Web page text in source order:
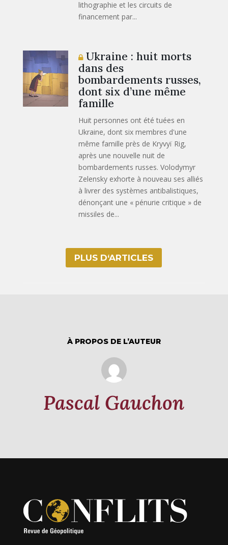
lithographie et les circuits de
financement par...
Ukraine : huit morts
dans des
bombardements russes,
dont six d’une même
famille
Huit personnes ont été tuées en
Ukraine, dont six membres d'une
même famille près de Kryvyï Rig,
après une nouvelle nuit de
bombardements russes. Volodymyr
Zelensky exhorte à nouveau ses alliés
à livrer des systèmes antibalistiques,
dénonçant une « pénurie critique » de
missiles de...
PLUS D‘ARTICLES
À PROPOS DE L’AUTEUR
Pascal Gauchon